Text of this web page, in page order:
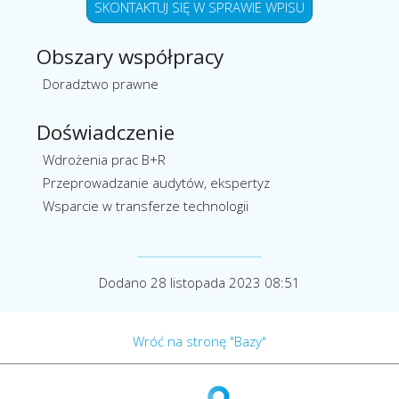
SKONTAKTUJ SIĘ W SPRAWIE WPISU
Obszary współpracy
Doradztwo prawne
Doświadczenie
Wdrożenia prac B+R
Przeprowadzanie audytów, ekspertyz
Wsparcie w transferze technologii
Dodano 28 listopada 2023 08:51
Wróć na stronę "Bazy"